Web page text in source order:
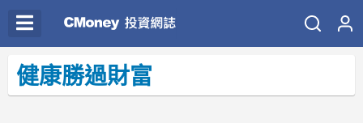
健康勝過財富